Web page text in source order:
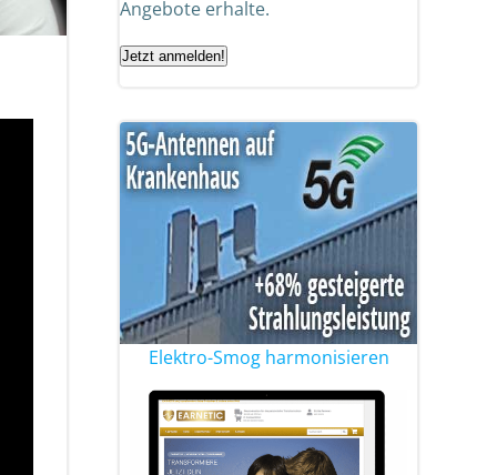
Angebote erhalte.
Jetzt anmelden!
Elektro-Smog harmonisieren